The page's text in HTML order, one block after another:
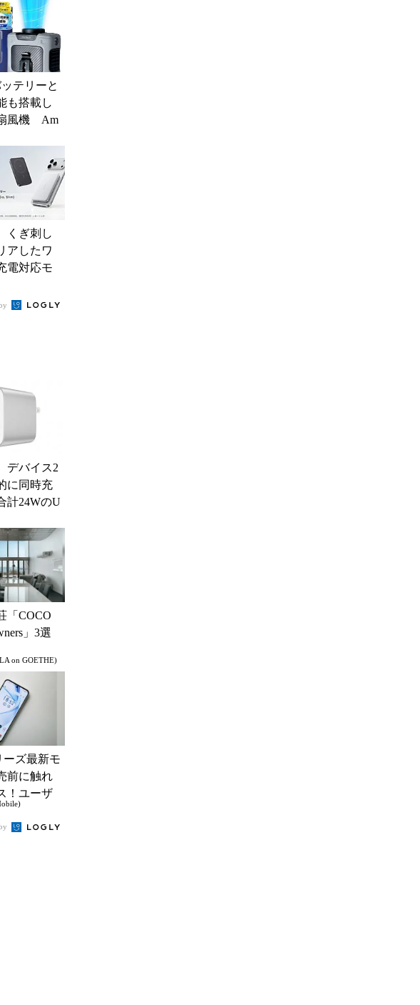
テリーと
も搭載し
風機 Am
くぎ刺し
アしたワ
電対応モ
10％オ
デバイス2
に同時充
計24WのU
「COCO
」3選
on GOETHE)
ーズ最新モ
前に触れ
！ユーザ
催